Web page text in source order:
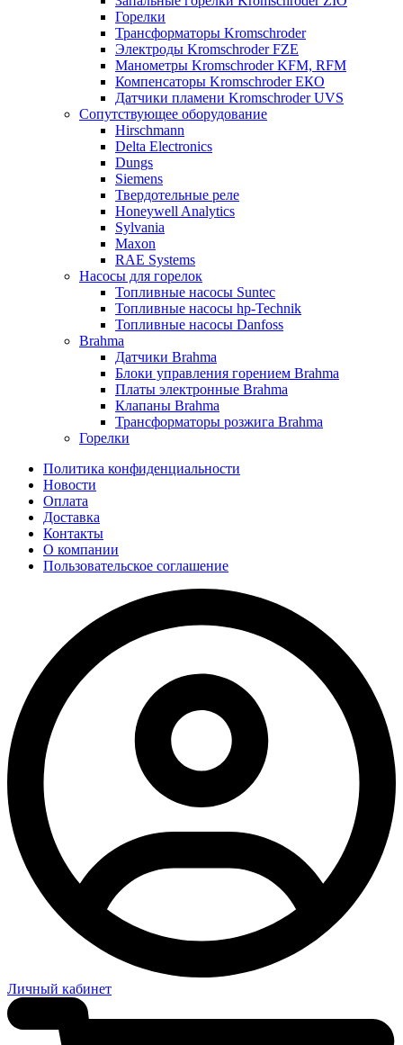
Горелки
Трансформаторы Kromschroder
Электроды Kromschroder FZE
Манометры Kromschroder KFM, RFM
Компенсаторы Kromschroder ЕКО
Датчики пламени Kromschroder UVS
Сопутствующее оборудование
Hirschmann
Delta Electronics
Dungs
Siemens
Твердотельные реле
Honeywell Analytics
Sylvania
Maxon
RAE Systems
Насосы для горелок
Топливные насосы Suntec
Топливные насосы hp-Technik
Топливные насосы Danfoss
Brahma
Датчики Brahma
Блоки управления горением Brahma
Платы электронные Brahma
Клапаны Brahma
Трансформаторы розжига Brahma
Горелки
Политика конфиденциальности
Новости
Оплата
Доставка
Контакты
О компании
Пользовательское соглашение
Личный кабинет